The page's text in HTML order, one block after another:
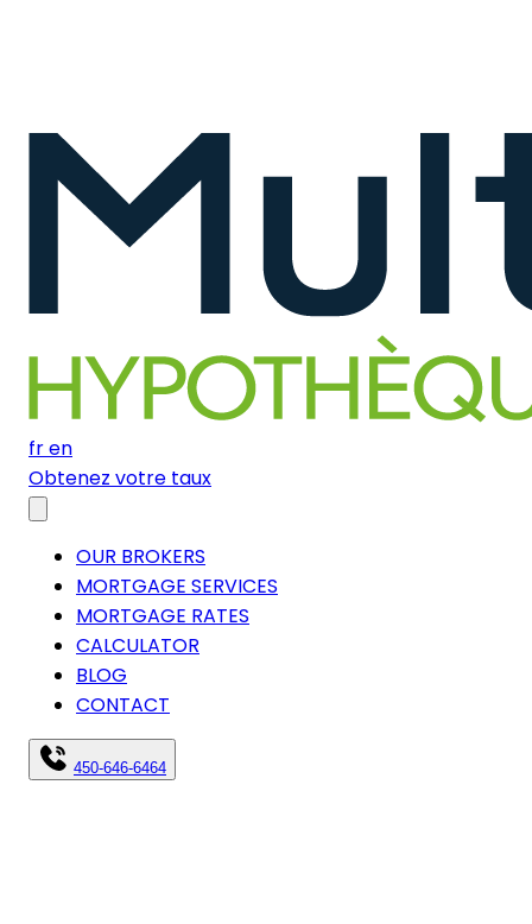
fren
Obtenez votre taux
OUR BROKERS
MORTGAGE SERVICES
MORTGAGE RATES
CALCULATOR
BLOG
CONTACT
450-646-6464